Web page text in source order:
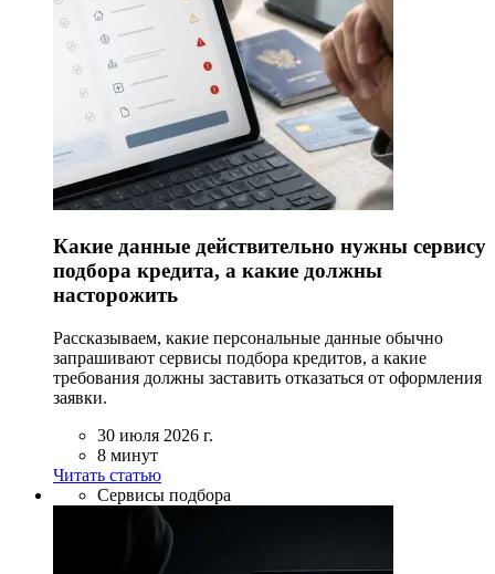
Какие данные действительно нужны сервису
подбора кредита, а какие должны
насторожить
Рассказываем, какие персональные данные обычно
запрашивают сервисы подбора кредитов, а какие
требования должны заставить отказаться от оформления
заявки.
30 июля 2026 г.
8 минут
Читать статью
Сервисы подбора